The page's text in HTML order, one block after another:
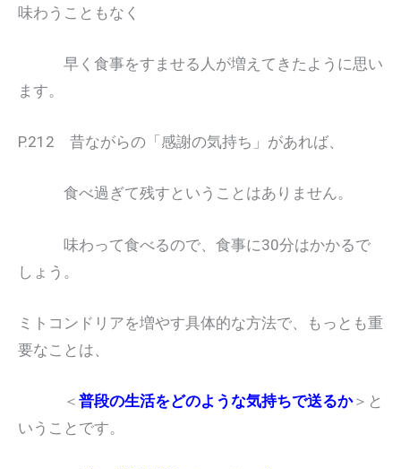
味わうこともなく
早く食事をすませる人が増えてきたように思い
ます。
P.212 昔ながらの「感謝の気持ち」があれば、
食べ過ぎて残すということはありません。
味わって食べるので、食事に30分はかかるで
しょう。
ミトコンドリアを増やす具体的な方法で、もっとも重
要なことは、
＜ 普段の生活をどのような気持ちで送るか＞と
いうことです。